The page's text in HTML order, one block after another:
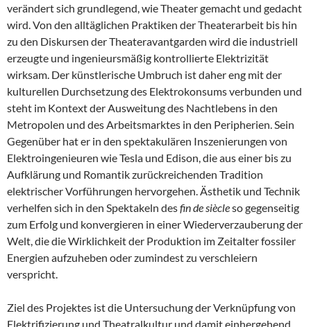
verändert sich grundlegend, wie Theater gemacht und gedacht
wird. Von den alltäglichen Praktiken der Theaterarbeit bis hin
zu den Diskursen der Theateravantgarden wird die industriell
erzeugte und ingenieursmäßig kontrollierte Elektrizität
wirksam. Der künstlerische Umbruch ist daher eng mit der
kulturellen Durchsetzung des Elektrokonsums verbunden und
steht im Kontext der Ausweitung des Nachtlebens in den
Metropolen und des Arbeitsmarktes in den Peripherien. Sein
Gegenüber hat er in den spektakulären Inszenierungen von
Elektroingenieuren wie Tesla und Edison, die aus einer bis zu
Aufklärung und Romantik zurückreichenden Tradition
elektrischer Vorführungen hervorgehen. Ästhetik und Technik
verhelfen sich in den Spektakeln desfin de siècleso gegenseitig
zum Erfolg und konvergieren in einer Wiederverzauberung der
Welt, die die Wirklichkeit der Produktion im Zeitalter fossiler
Energien aufzuheben oder zumindest zu verschleiern
verspricht.
Ziel des Projektes ist die Untersuchung der Verknüpfung von
Elektrifizierung und Theatralkultur und damit einhergehend